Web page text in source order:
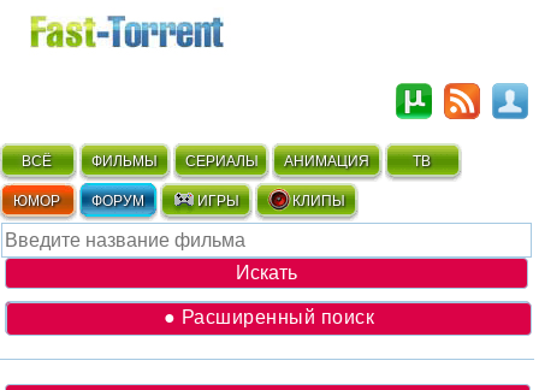
ВСЁ ФИЛЬМЫ СЕРИАЛЫ АНИМАЦИЯ ТВ
ЮМОР ФОРУМ ИГРЫ КЛИПЫ
● Расширенный поиск